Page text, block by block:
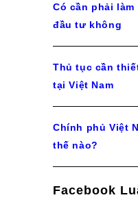
Có cần phải
đầu tư không
Thủ tục cần
tại Việt Nam
Chính phủ Việt
thế nào?
Facebook